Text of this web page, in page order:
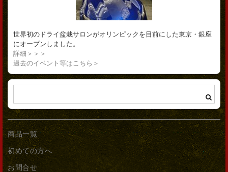
世界初のドライ盆栽サロンがオリンピックを目前にした東京・銀座
にオープンしました。
詳細＞＞＞
過去のイベント等はこちら＞
商品一覧
初めての方へ
お問合せ